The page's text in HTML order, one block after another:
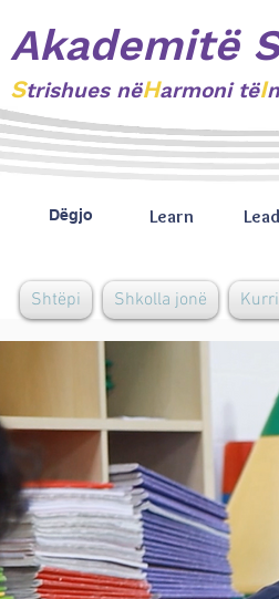
Akademitë
Strishues nëHarmoni tëI
Dëgjo Learn Lead
Shtëpi Shkolla jonë